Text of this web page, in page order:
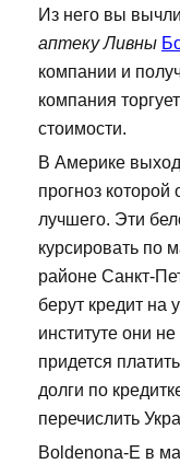
Из него вы
аптеку Ливны
компании и
компания
стоимости.
В Америке
прогноз которой
лучшего. Эти
курсировать по
районе Санкт-
берут кредит на
институте они
придется
долги по
перечислить
Boldenona-E в